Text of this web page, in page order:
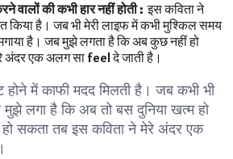
की कभी हार नहीं होती : इस कविता ने
किया है। जब भी मेरी लाइफ में कभी मुश्किल समय
है। जब मुझे लगता है कि अब कुछ नहीं हो
अंदर एक अलग सा feel दे जाती है।
होने में काफी मदद मिलती है। जब कभी भी
लगा है कि अब तो बस दुनिया खत्म हो
सकता तब इस कविता ने मेरे अंदर एक